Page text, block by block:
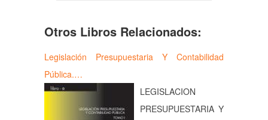
Otros Libros Relacionados:
Legislación Presupuestaria Y Contabilidad
Pública.…
LEGISLACION
PRESUPUESTARIA Y